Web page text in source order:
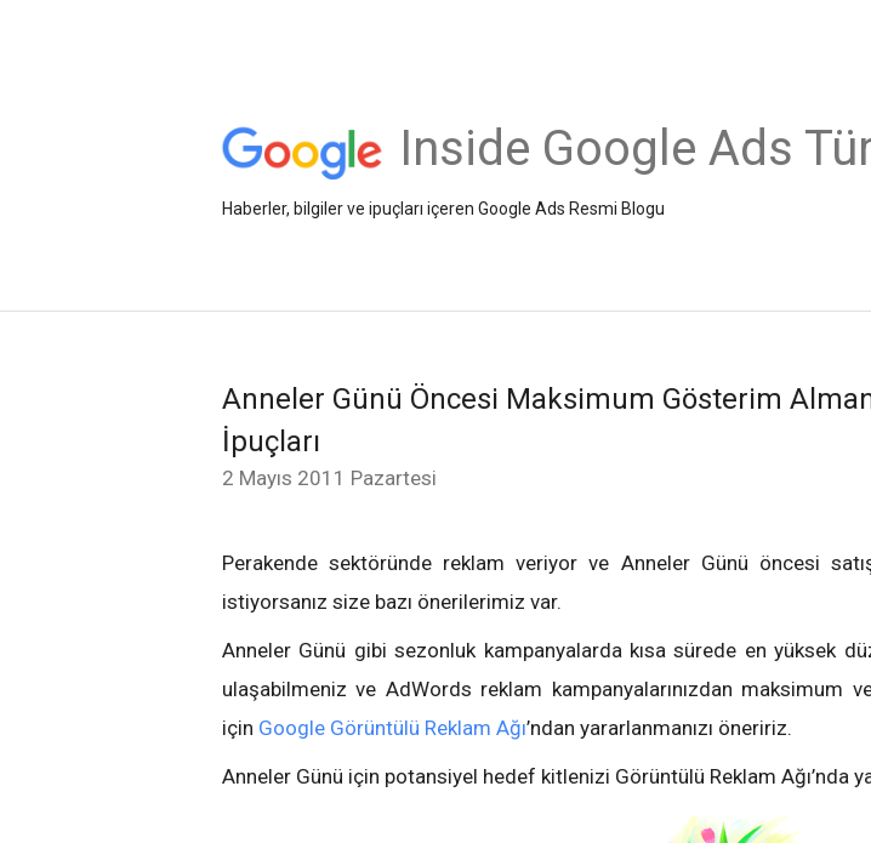
Inside Google Ads
Haberler, bilgiler ve ipuçları içeren Google Ads Resmi Blogu
Anneler Günü Öncesi Maksimum Gösterim
İpuçları
2 Mayıs 2011 Pazartesi
Perakende sektöründe reklam veriyor ve Anneler Günü öncesi
istiyorsanız size bazı önerilerimiz var.
Anneler Günü gibi sezonluk kampanyalarda kısa sürede en yüksek
ulaşabilmeniz ve AdWords reklam kampanyalarınızdan maksimum
için Google Görüntülü Reklam Ağı’ndan yararlanmanızı öneririz.
Anneler Günü için potansiyel hedef kitlenizi Görüntülü Reklam Ağı’nda